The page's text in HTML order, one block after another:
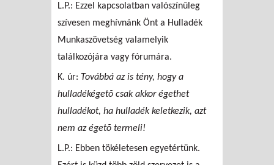
L.P.: Ezzel kapcsolatban valószínûleg
szívesen meghívnánk Önt a Hulladék
Munkaszövetség valamelyik
találkozójára vagy fórumára.
K. úr: Továbbá az is tény, hogy a
hulladékégetõ csak akkor égethet
hulladékot, ha hulladék keletkezik, azt
nem az égetõ termeli!
L.P.: Ebben tökéletesen egyetértünk.